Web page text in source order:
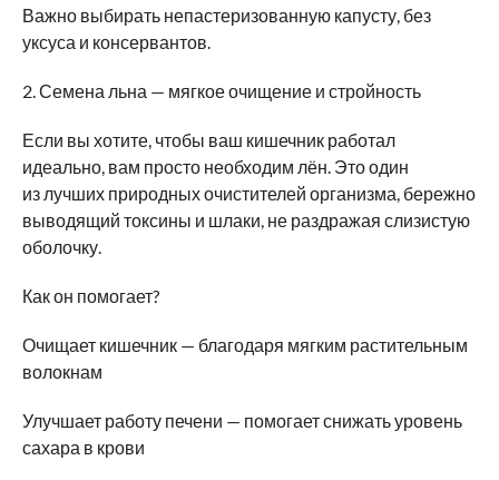
Важно выбирать непастеризованную капусту, без
уксуса и консервантов.
2. Семена льна — мягкое очищение и стройность
Если вы хотите, чтобы ваш кишечник работал
идеально, вам просто необходим лён. Это один
из лучших природных очистителей организма, бережно
выводящий токсины и шлаки, не раздражая слизистую
оболочку.
Как он помогает?
Очищает кишечник — благодаря мягким растительным
волокнам
Улучшает работу печени — помогает снижать уровень
сахара в крови